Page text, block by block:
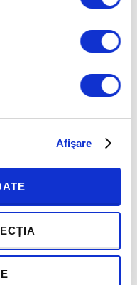
Afişare
de
leadership